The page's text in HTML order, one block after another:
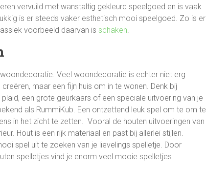
vervuild met wanstaltig gekleurd speelgoed en is vaak
is er steeds vaker esthetisch mooi speelgoed. Zo is er
voorbeeld daarvan is schaken
Veel woondecoratie is echter niet erg
maar een fijn huis om in te wonen. Denk bij
een grote geurkaars of een speciale uitvoering van je
als RummiKub. Een ontzettend leuk spel om te om te
in het zicht te zetten. Vooral de houten uitvoeringen van
Hout is een rijk materiaal en past bij allerlei stijlen.
spel uit te zoeken van je lievelings spelletje. Door
spelletjes vind je enorm veel mooie spelletjes.